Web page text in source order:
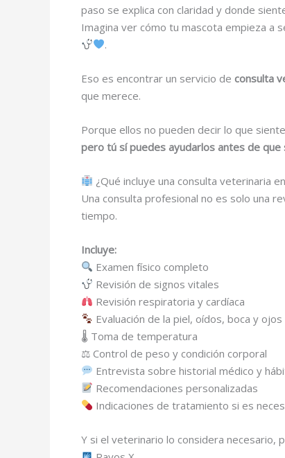
paso se explica con claridad y donde
Imagina ver cómo tu mascota empieza a
.
Eso es encontrar un servicio de consulta
que merece.
Porque ellos no pueden decir lo que
pero tú sí puedes ayudarlos antes de que
¿Qué incluye una consulta veterinaria
Una consulta profesional no es solo una
tiempo.
Incluye:
Examen físico completo
Revisión de signos vitales
Revisión respiratoria y cardíaca
Evaluación de la piel, oídos, boca y ojos
🌡 Toma de temperatura
⚖ Control de peso y condición corporal
Entrevista sobre historial médico y
Recomendaciones personalizadas
Indicaciones de tratamiento si es
Y si el veterinario lo considera necesario,